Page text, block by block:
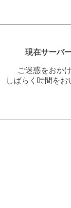
現在サーバ
ご迷惑をおか
しばらく時間を